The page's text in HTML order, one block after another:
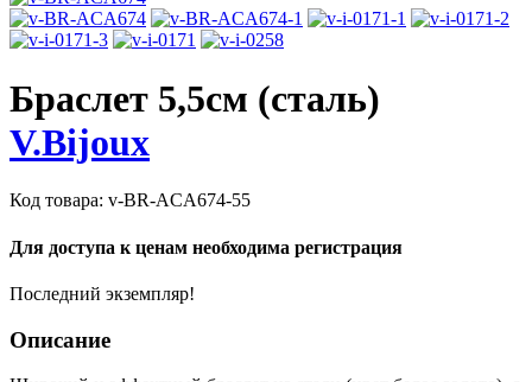
Браслет 5,5см (сталь)
V.Bijoux
Код товара: v-BR-ACA674-55
Для доступа к ценам необходима регистрация
Последний экземпляр!
Описание